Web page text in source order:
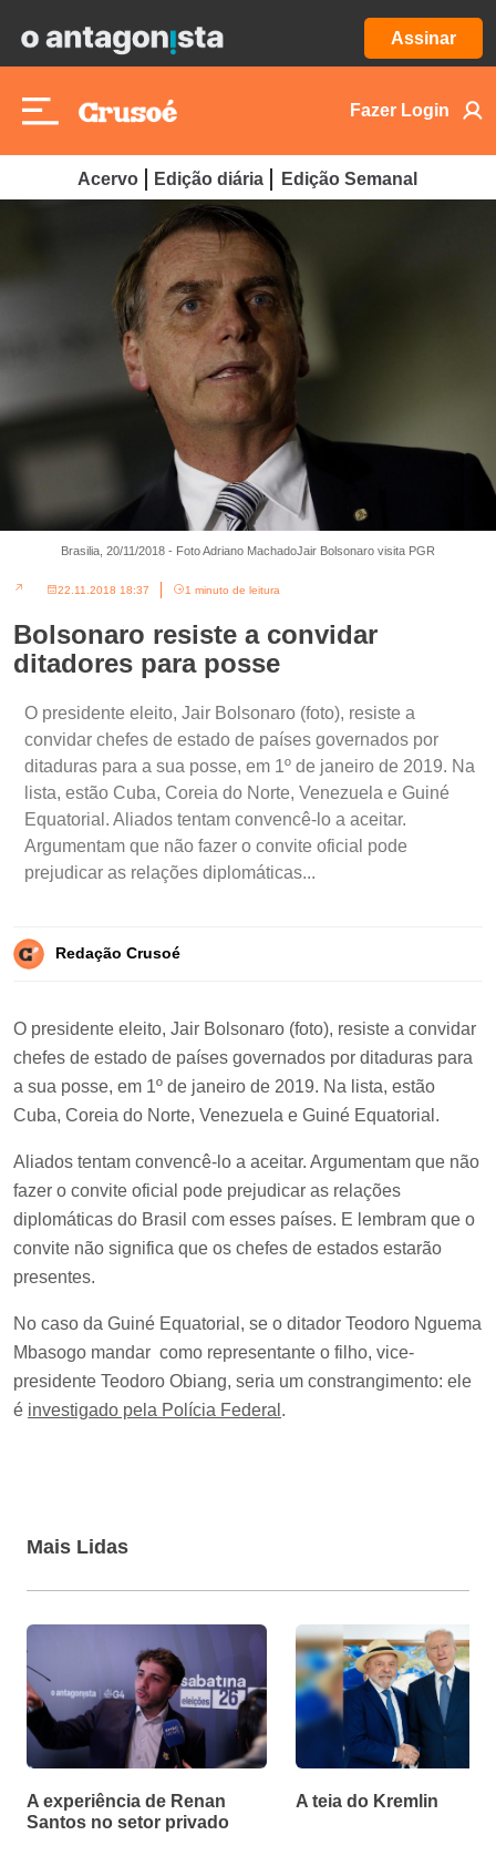
Assinar
Fazer Login
Acervo Edição diária Edição Semanal
Brasilia, 20/11/2018 - Foto Adriano MachadoJair Bolsonaro visita PGR
22.11.2018 18:37 1 minuto de leitura
Bolsonaro resiste a convidar
ditadores para posse
O presidente eleito, Jair Bolsonaro (foto), resiste a
convidar chefes de estado de países governados por
ditaduras para a sua posse, em 1º de janeiro de 2019. Na
lista, estão Cuba, Coreia do Norte, Venezuela e Guiné
Equatorial. Aliados tentam convencê-lo a aceitar.
Argumentam que não fazer o convite oficial pode
prejudicar as relações diplomáticas...
Redação Crusoé
O presidente eleito, Jair Bolsonaro (foto), resiste a convidar
chefes de estado de países governados por ditaduras para
a sua posse, em 1º de janeiro de 2019. Na lista, estão
Cuba, Coreia do Norte, Venezuela e Guiné Equatorial.
Aliados tentam convencê-lo a aceitar. Argumentam que não
fazer o convite oficial pode prejudicar as relações
diplomáticas do Brasil com esses países. E lembram que o
convite não significa que os chefes de estados estarão
presentes.
No caso da Guiné Equatorial, se o ditador Teodoro Nguema
Mbasogo mandar como representante o filho, vice-
presidente Teodoro Obiang, seria um constrangimento: ele
é investigado pela Polícia Federal .
Mais Lidas
A experiência de Renan
Santos no setor privado
A teia do Kremlin